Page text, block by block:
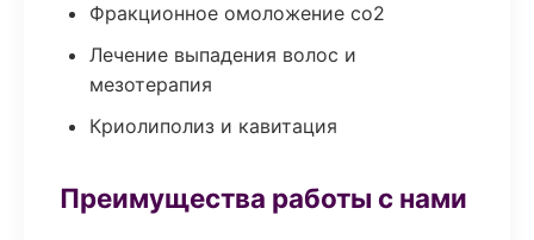
Фракционное омоложение co2
Лечение выпадения волос и
мезотерапия
Криолиполиз и кавитация
Преимущества работы с нами